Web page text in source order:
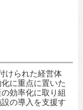
けられた経営体
に重点に置いた
効率化に取り組
の導入を支援す